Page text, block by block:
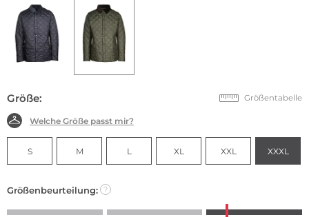
Größe: Größentabelle
Welche Größe passt mir?
S M L XL XXL XXXL
Größenbeurteilung: ?